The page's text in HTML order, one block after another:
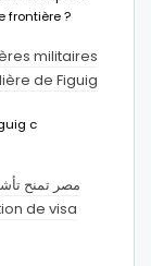
frontière ?
militaires
de Figuig
c
مصر تمنح
de visa